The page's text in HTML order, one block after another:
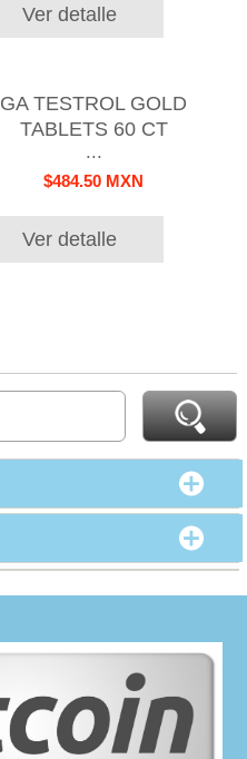
Ver detalle
GA TESTROL GOLD
TABLETS 60 CT
...
$484.50 MXN
Ver detalle